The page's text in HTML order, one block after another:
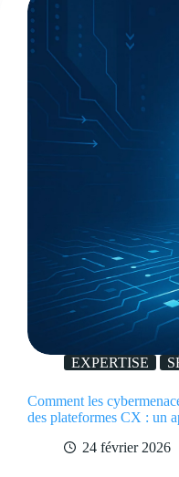
EXPERTISE
Comment les
des plateformes CX : un
24 février 2026